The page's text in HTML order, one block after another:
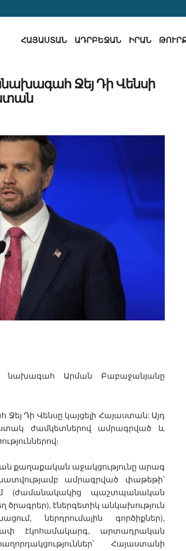
ՀԱՅԱՍՏԱՆ ԱԴՐԲԵՋԱՆ ԻՐԱՆ
Ջեյ Դի Վենսի
նախագահ Արման Բաբաջանյանը
Դի Վենսը կայցելի Հայաստան: Այդ
ժամկետներով ամրագրված և
քաղաքական աջակցությունը արագ
ամրագրված փաթեթի՝
(ժամանակակից պաշտպանական
ծրագրեր), էներգետիկ անկախություն
ներդրումային գործիքներ),
էկոհամակարգ, արտադրական
Հայաստանի